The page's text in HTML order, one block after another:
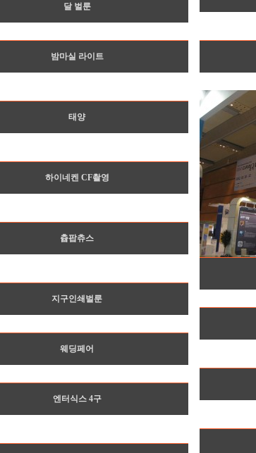
달 벌룬
밤마실 라이트
태양
하이네켄 CF촬영
츕팝츄스
지구인쇄벌룬
웨딩페어
엔터식스 4구